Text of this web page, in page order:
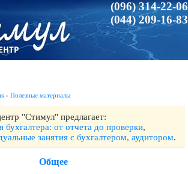
(096) 314-22-06
(044) 209-16-83
› Полезные материалы
"Стимул" предлагает:
бухгалтера: от отчета до проверки,
занятия с бухгалтером, аудитором.
Общее